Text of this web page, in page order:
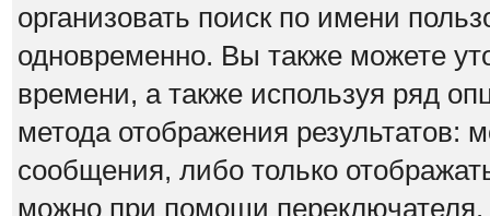
организовать поиск по имени
одновременно. Вы также можете
времени, а также используя ряд
метода отображения результатов:
сообщения, либо только
можно при помощи переключателя.